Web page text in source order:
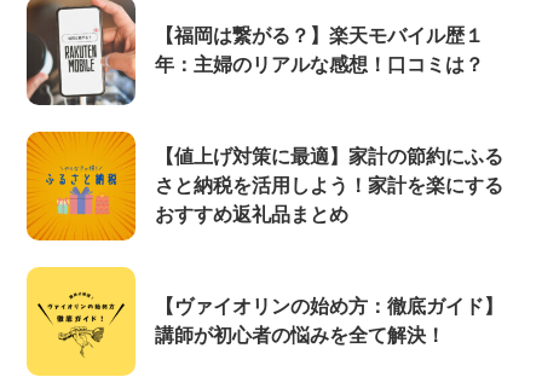
【福岡は繋がる？】楽天モバイル歴１
年：主婦のリアルな感想！口コミは？
【値上げ対策に最適】家計の節約にふる
さと納税を活用しよう！家計を楽にする
おすすめ返礼品まとめ
【ヴァイオリンの始め方：徹底ガイド】
講師が初心者の悩みを全て解決！